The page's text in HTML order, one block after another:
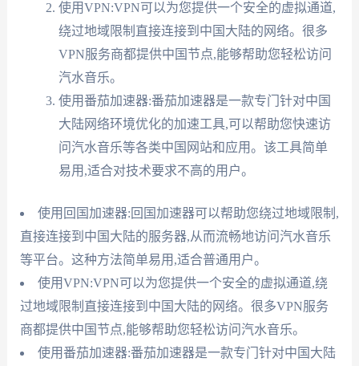
使用VPN:VPN可以为您提供一个安全的虚拟通道,
绕过地域限制直接连接到中国大陆的网络。很多
VPN服务商都提供中国节点,能够帮助您轻松访问
汽水音乐。
使用番茄加速器:番茄加速器是一款专门针对中国
大陆网络环境优化的加速工具,可以帮助您快速访
问汽水音乐等各类中国网站和应用。该工具简单
易用,适合对技术要求不高的用户。
使用回国加速器:回国加速器可以帮助您绕过地域限制,
直接连接到中国大陆的服务器,从而流畅地访问汽水音乐
等平台。这种方法简单易用,适合普通用户。
使用VPN:VPN可以为您提供一个安全的虚拟通道,绕
过地域限制直接连接到中国大陆的网络。很多VPN服务
商都提供中国节点,能够帮助您轻松访问汽水音乐。
使用番茄加速器:番茄加速器是一款专门针对中国大陆